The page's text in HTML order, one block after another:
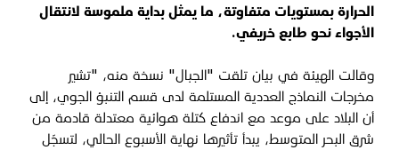
الحرارة بمستويات متفاوتة، ما يمثل بداية ملموسة لانتقال
الأجواء نحو طابع خريفي.
وقالت الهيئة في بيان تلقت "الجبال" نسخة منه، "تشير
مخرجات النماذج العددية المستلمة لدى قسم التنبؤ الجوي، إلى
أن البلاد على موعد مع اندفاع كتلة هوائية معتدلة قادمة من
شرق البحر المتوسط، يبدأ تأثيرها نهاية الأسبوع الحالي، لتسجّل